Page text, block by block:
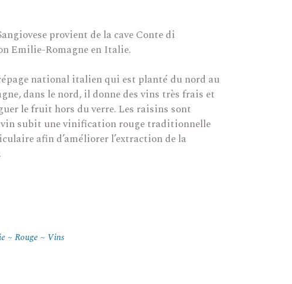
provient de la cave Conte di
Emilie-Romagne en Italie.
national italien qui est planté du nord au
dans le nord, il donne des vins très frais et
le fruit hors du verre. Les raisins sont
subit une vinification rouge traditionnelle
afin d’améliorer l’extraction de la
Rouge Vins